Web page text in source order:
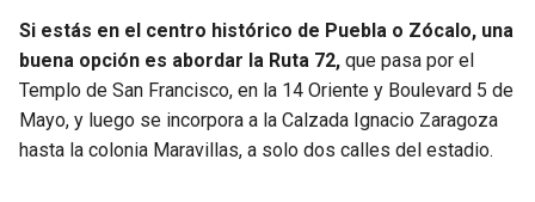
Si estás en el centro histórico de Puebla o Zócalo, una
buena opción es abordar la Ruta 72, que pasa por el
Templo de San Francisco, en la 14 Oriente y Boulevard 5 de
Mayo, y luego se incorpora a la Calzada Ignacio Zaragoza
hasta la colonia Maravillas, a solo dos calles del estadio.